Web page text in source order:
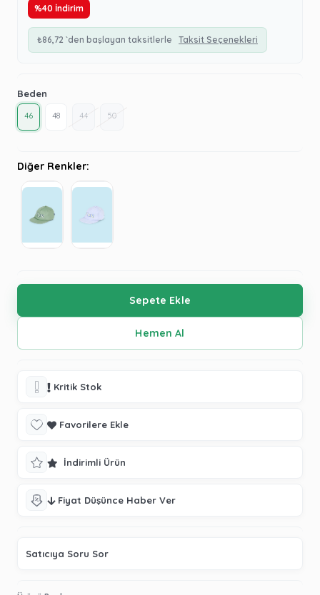
%40 İndirim
₺86,72 `den başlayan taksitlerle Taksit Seçenekleri
Beden
46 48 44 50
Diğer Renkler:
Kritik Stok
Favorilere Ekle
İndirimli Ürün
Fiyat Düşünce Haber Ver
Satıcıya Soru Sor